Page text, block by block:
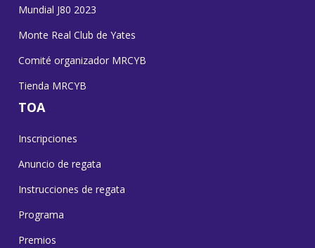
Mundial J80 2023
Monte Real Club de Yates
Comité organizador MRCYB
Tienda MRCYB
TOA
Inscripciones
Anuncio de regata
Instrucciones de regata
Programa
Premios